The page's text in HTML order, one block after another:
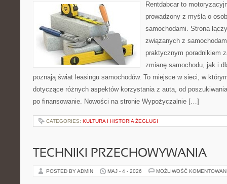
Rentdabcar to
prowadzony z myślą o
samochodami. Strona
związanych z
praktycznym poradnikiem
zmianę samochodu, jak i
poznają świat leasingu samochodów. To miejsce w sieci, w
dotyczące różnych aspektów korzystania z auta, od
po finansowanie. Nowości na stronie Wypożyczalnie […]
CATEGORIES: KULTURA I HISTORIA ŻEGLUGI
TECHNIKI PRZECHOWYWANIA
POSTED BY ADMIN MAJ - 4 - 2026 MOŻLIWOŚĆ